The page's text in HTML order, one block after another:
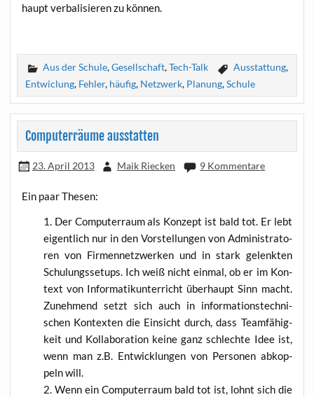
haupt ver­ba­li­sie­ren zu können.
Aus der Schule,Gesellschaft,Tech-Talk Ausstattung,
Entwiclung, Fehler, häufig, Netzwerk, Planung,Schule
Computerräume ausstatten
23. April 2013 Maik Riecken 9 Kommentare
Ein paar Thesen:
Der Com­pu­ter­raum als Kon­zept ist bald tot. Er lebt
eigent­lich nur in den Vor­stel­lun­gen von Admi­nis­tra­to­
ren von Fir­men­netz­wer­ken und in stark gelenk­ten
Schu­lungs­set­ups. Ich weiß nicht ein­mal, ob er im Kon­
text von Infor­ma­tik­un­ter­richt über­haupt Sinn macht.
Zuneh­mend setzt sich auch in infor­ma­ti­ons­tech­ni­
schen Kon­tex­ten die Ein­sicht durch, dass Team­fä­hig­
keit und Kol­la­bo­ra­ti­on kei­ne ganz schlech­te Idee ist,
wenn man z.B. Ent­wick­lun­gen von Per­so­nen abkop­
peln will.
Wenn ein Com­pu­ter­raum bald tot ist, lohnt sich die